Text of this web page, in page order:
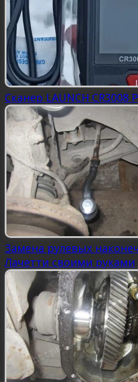
Сканер LAUNCH CR3008
Замена рулевых
Лачетти своими руками